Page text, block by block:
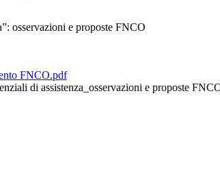
osservazioni e proposte FNCO
FNCO.pdf
di assistenza_osservazioni e proposte